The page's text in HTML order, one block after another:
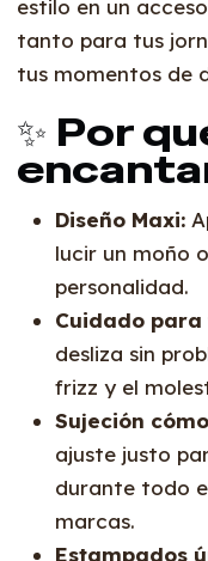
estilo en un
tanto para tus
tus momentos de
✨ Por
Diseño Maxi:
lucir un moño
personalidad.
Cuidado para
desliza sin
frizz y el
Sujeción
ajuste justo
durante todo
marcas.
Estampados